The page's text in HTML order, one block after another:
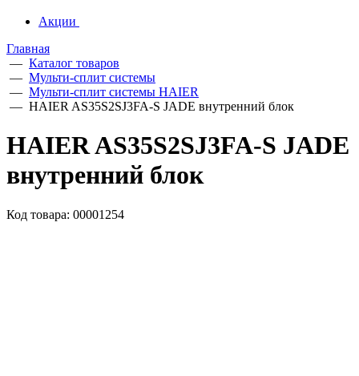
Акции
Главная
— Каталог товаров
— Мульти-сплит системы
— Мульти-сплит системы HAIER
— HAIER AS35S2SJ3FA-S JADE внутренний блок
HAIER AS35S2SJ3FA-S JADE
внутренний блок
Код товара: 00001254